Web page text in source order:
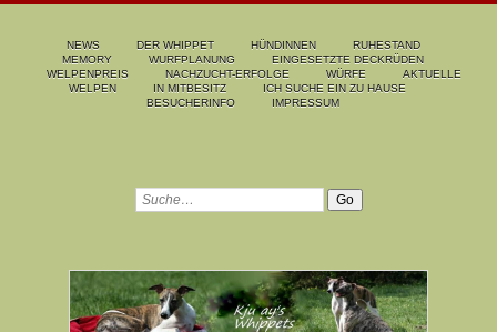
NEWS DER WHIPPET HÜNDINNEN
RUHESTAND
MEMORY
WURFPLANUNG
EINGESETZTE DECKRÜDEN
WELPENPREIS
NACHZUCHT-ERFOLGE WÜRFE
AKTUELLE
WELPEN
IN MITBESITZ
ICH SUCHE EIN ZU HAUSE
BESUCHERINFO
IMPRESSUM